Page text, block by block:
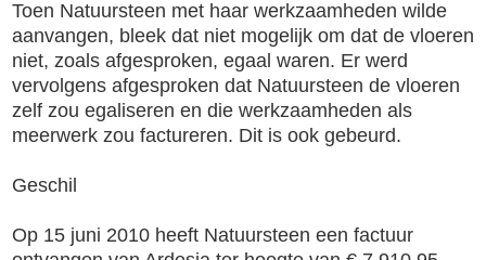
Toen Natuursteen met haar werkzaamheden wilde
aanvangen, bleek dat niet mogelijk om dat de vloeren
niet, zoals afgesproken, egaal waren. Er werd
vervolgens afgesproken dat Natuursteen de vloeren
zelf zou egaliseren en die werkzaamheden als
meerwerk zou factureren. Dit is ook gebeurd.
Geschil
Op 15 juni 2010 heeft Natuursteen een factuur